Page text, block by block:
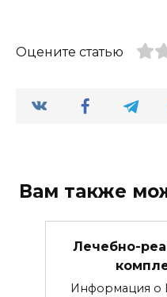
Оцените статью
Вам также
Лечебно-
Информация о